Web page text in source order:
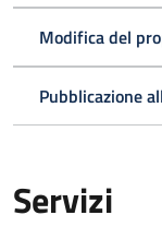
Modifica del
Pubblicazione
Servizi